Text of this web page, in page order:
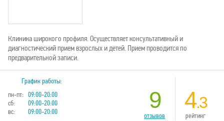
Клиника широкого профиля. Осуществляет консультативный и
диагностический прием взрослых и детей. Прием проводится по
предварительной записи.
График работы:
пн-пт: 09:00-20:00
сб:
09:00-20:00
вс:
09:00-20:00 9
отзывов
4.3
рейтинг